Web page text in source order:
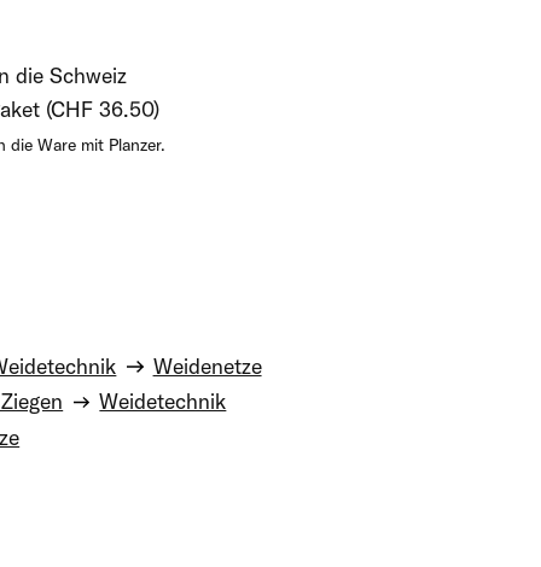
die Schweiz
(CHF 36.50)
die Ware mit Planzer.
Weidenetze
Weidetechnik